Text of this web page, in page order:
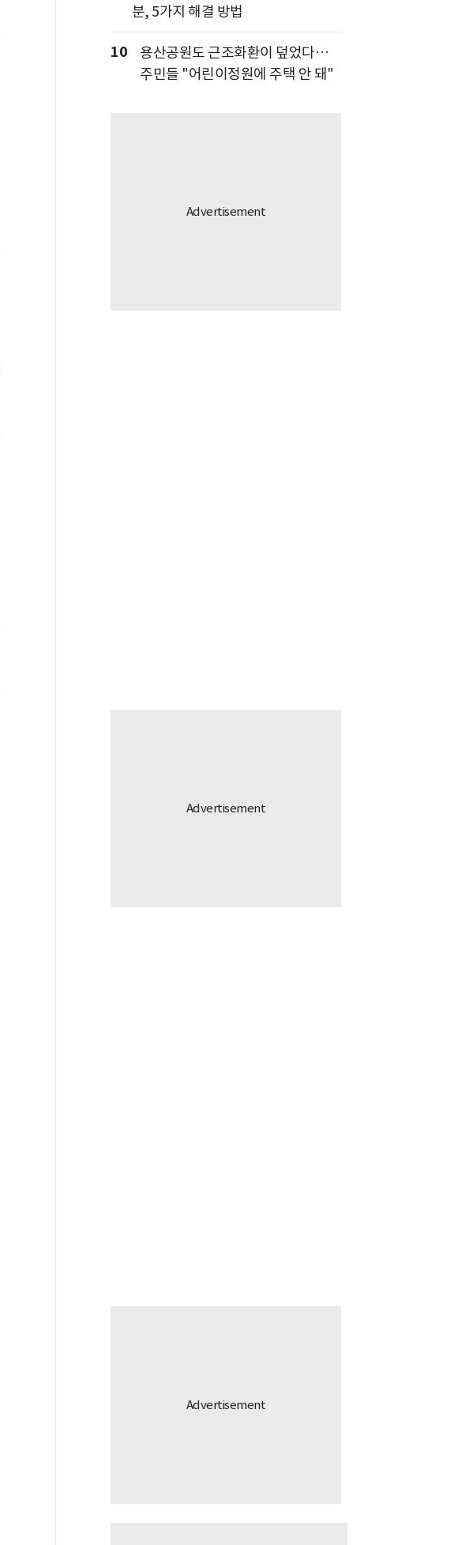
분, 5가지 해결 방법
10
용산공원도 근조화환이 덮었다…
주민들 "어린이정원에 주택 안 돼"